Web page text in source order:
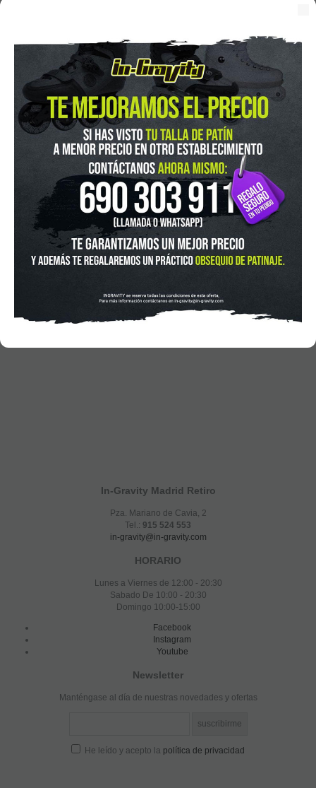
In-Gravity roller&skate shop
In-Gravity Madrid Retiro
Pza. Mariano de Cavia, 2
Tel.: 915 524 553
in-gravity@in-gravity.com
HORARIO
Lunes a Viernes de 12:00 - 20:30
Sabado De 10:00 - 20:30
Domingo 10:00-15:00
Facebook
Instagram
Youtube
Newsletter
Manténgase al día de nuestras novedades y ofertas
He leído y acepto la política de privacidad